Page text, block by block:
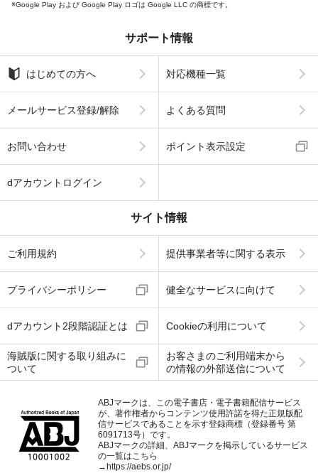
Google Play および Google Play ロゴは Google LLC の商標です。
サポート情報
はじめての方へ 対応機種一覧
メールサービス登録/解除 よくある質問
お問い合わせ ポイント表示設定
dアカウントログイン
サイト情報
ご利用規約 提供事業者等に関する表示
プライバシーポリシー 健全なサービスに向けて
dアカウント2段階認証とは Cookieの利用について
海賊版に関する取り組みに
ついて
お客さまのご利用端末から
の情報の外部送信について
ABJマークは、この電子書店・電子書籍配信サービス
が、著作権者からコンテンツ使用許諾を得た正規版配
信サービスであることを示す登録商標（登録番号 第
6091713号）です。
ABJマークの詳細、ABJマークを掲示しているサービス
の一覧はこちら
→ https://aebs.or.jp/